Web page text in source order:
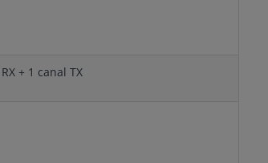
+ 1 canal TX